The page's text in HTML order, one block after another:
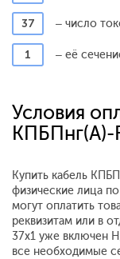
37 – число
1 – её
Условия
КПБПнг(A)-
Купить кабель
физические лица
могут оплатить
реквизитам или в
37х1 уже включен
все необходимые